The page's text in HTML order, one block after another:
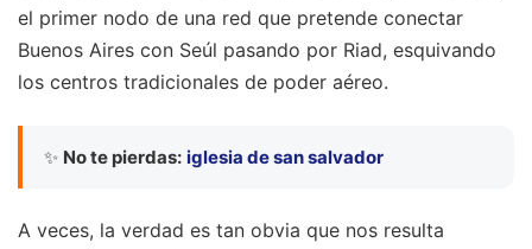
el primer nodo de una red que pretende conectar
Buenos Aires con Seúl pasando por Riad, esquivando
los centros tradicionales de poder aéreo.
✨ No te pierdas: iglesia de san salvador
A veces, la verdad es tan obvia que nos resulta